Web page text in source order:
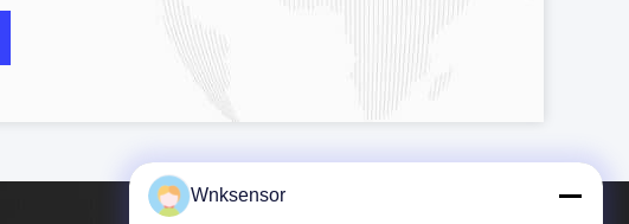
Wnksensor